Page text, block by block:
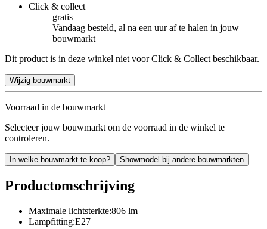
Click & collect
gratis
Vandaag besteld, al na een uur af te halen in jouw
bouwmarkt
Dit product is in deze winkel niet voor Click & Collect beschikbaar.
Wijzig bouwmarkt
Voorraad in de bouwmarkt
Selecteer jouw bouwmarkt om de voorraad in de winkel te
controleren.
In welke bouwmarkt te koop? Showmodel bij andere bouwmarkten
Productomschrijving
Maximale lichtsterkte:806 lm
Lampfitting:E27